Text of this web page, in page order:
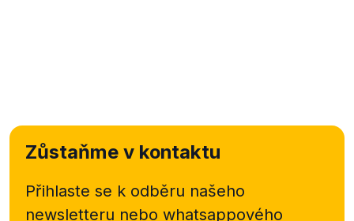
Zůstaňme v kontaktu
Přihlaste se k odběru našeho
newsletteru nebo whatsappového